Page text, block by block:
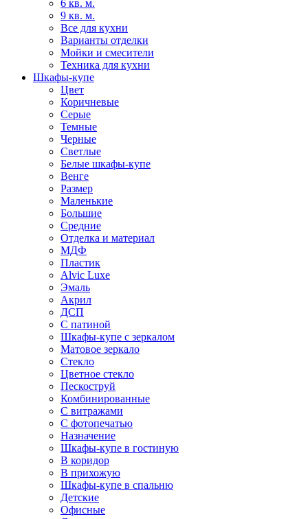
6 кв. м.
9 кв. м.
Все для кухни
Варианты отделки
Мойки и смесители
Техника для кухни
Шкафы-купе
Цвет
Коричневые
Серые
Темные
Черные
Светлые
Белые шкафы-купе
Венге
Размер
Маленькие
Большие
Средние
Отделка и материал
МДФ
Пластик
Alvic Luxe
Эмаль
Акрил
ДСП
С патиной
Шкафы-купе с зеркалом
Матовое зеркало
Стекло
Цветное стекло
Пескоструй
Комбинированные
С витражами
С фотопечатью
Назначение
Шкафы-купе в гостиную
В коридор
В прихожую
Шкафы-купе в спальню
Детские
Офисные